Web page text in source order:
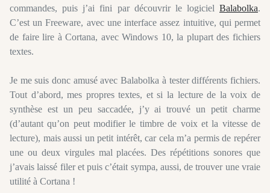
commandes, puis j’ai fini par découvrir le logiciel Balabolka.
C’est un Freeware, avec une interface assez intuitive, qui permet
de faire lire à Cortana, avec Windows 10, la plupart des fichiers
textes.
Je me suis donc amusé avec Balabolka à tester différents fichiers.
Tout d’abord, mes propres textes, et si la lecture de la voix de
synthèse est un peu saccadée, j’y ai trouvé un petit charme
(d’autant qu’on peut modifier le timbre de voix et la vitesse de
lecture), mais aussi un petit intérêt, car cela m’a permis de repérer
une ou deux virgules mal placées. Des répétitions sonores que
j’avais laissé filer et puis c’était sympa, aussi, de trouver une vraie
utilité à Cortana !